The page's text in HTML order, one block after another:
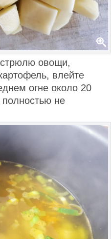
овощи,
влейте
огне около 20
полностью не